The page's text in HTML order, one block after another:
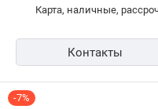
карта, наличные,
Контакты
-7%